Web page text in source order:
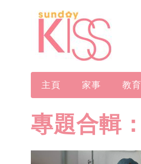
主頁 家事 教育
專題合輯：